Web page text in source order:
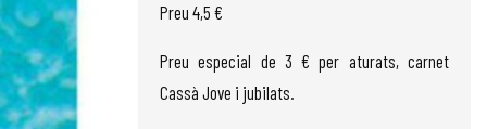
Preu 4,5 €
Preu especial de 3 € per aturats, carnet
Cassà Jove i jubilats.